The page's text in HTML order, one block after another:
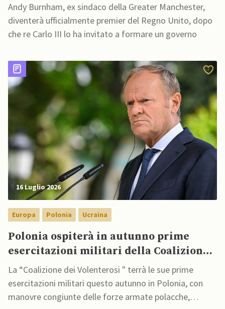
Andy Burnham, ex sindaco della Greater Manchester,
diventerà ufficialmente premier del Regno Unito, dopo
che re Carlo III lo ha invitato a formare un governo
16 Luglio 2026
Europa Polonia Ucraina
Polonia ospiterà in autunno prime
esercitazioni militari della Coalizione
volenterosi
La “Coalizione dei Volenterosi " terrà le sue prime
esercitazioni militari questo autunno in Polonia, con
manovre congiunte delle forze armate polacche,